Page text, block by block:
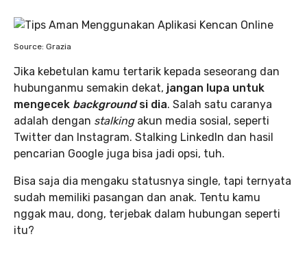
Source: Grazia
Jika kebetulan kamu tertarik kepada seseorang dan
hubunganmu semakin dekat, jangan lupa untuk
mengecek backgroundsi dia. Salah satu caranya
adalah dengan stalkingakun media sosial, seperti
Twitter dan Instagram. Stalking LinkedIn dan hasil
pencarian Google juga bisa jadi opsi, tuh.
Bisa saja dia mengaku statusnya single, tapi ternyata
sudah memiliki pasangan dan anak. Tentu kamu
nggak mau, dong, terjebak dalam hubungan seperti
itu?